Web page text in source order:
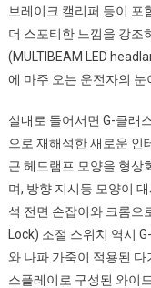
브레이크 캘리퍼 등이 포
더 스포티한 느낌을 강조
(MULTIBEAM LED
에 마주 오는 운전자의 눈
실내로 들어서면 G-클래
으로 재해석한 새로운 인
근 헤드램프 모양을 형상
며, 방향 지시등 모양이
석 전면 손잡이와 크롬으
Lock) 조절 스위치 역시
와 나파 가죽이 적용된 다
스플레이로 구성된 와이